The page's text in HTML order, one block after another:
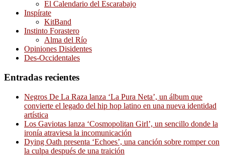
El Calendario del Escarabajo
Inspírate
KitBand
Instinto Forastero
Alma del Río
Opiniones Disidentes
Des-Occidentales
Entradas recientes
Negros De La Raza lanza ‘La Pura Neta’, un álbum que
convierte el legado del hip hop latino en una nueva identidad
artística
Los Gaviotas lanza ‘Cosmopolitan Girl’, un sencillo donde la
ironía atraviesa la incomunicación
Dying Oath presenta ‘Echoes’, una canción sobre romper con
la culpa después de una traición